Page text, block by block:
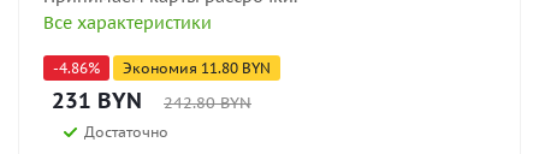
Все характеристики
-4.86% Экономия 11.80 BYN
231 BYN 242.80BYN
Достаточно